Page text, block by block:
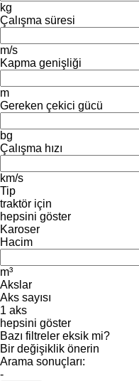
kg
Çalışma süresi
m/s
Kapma genişliği
m
Gereken çekici gücü
bg
Çalışma hızı
km/s
Tip
traktör için
hepsini göster
Karoser
Hacim
m³
Akslar
Aks sayısı
1 aks
hepsini göster
Bazı filtreler eksik mi?
Bir değişiklik önerin
Arama sonuçları:
-